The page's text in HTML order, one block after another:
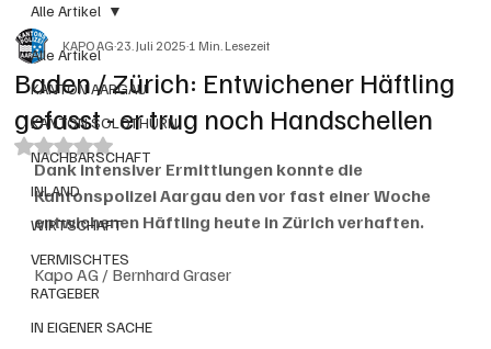
Alle Artikel
KANTON AARGAU
KANTON SOLOTHURN
NACHBARSCHAFT
INLAND
WIRTSCHAFT
VERMISCHTES
RATGEBER
IN EIGENER SACHE
Alle Artikel
Baden / Zürich: Entwichener Häftling
gefasst - er trug noch Handschellen
KAPO AG23. Juli 20251 Min. Lesezeit
Mit NaN von 5 Sternen bewertet.
Dank intensiver Ermittlungen konnte die
Kantonspolizei Aargau den vor fast einer Woche
entwichenen Häftling heute in Zürich verhaften.
Kapo AG / Bernhard Graser